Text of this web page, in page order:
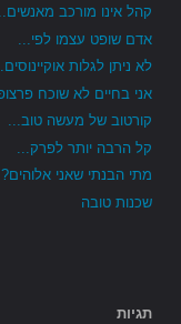
קהל אינו מורכב
אדם שופט עצמו לפי...
לא ניתן לגלות
אני בחיים לא שוכח
קורטוב של מעשה טוב...
קל הרבה יותר לפרק...
מתי הבנתי שאני
שכנות טובה
תגיות